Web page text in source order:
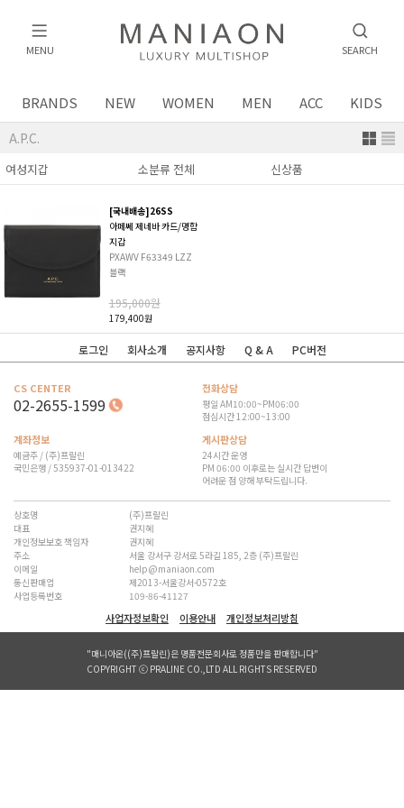
MENU SEARCH
BRANDS NEW WOMEN MEN ACC KIDS
A.P.C.
[국내배송]26SS
아페쎄 제네바 카드/명함
지갑
PXAWV F63349 LZZ
블랙
195,000원
179,400원
로그인 회사소개 공지사항 Q & A PC버전
CS CENTER
02-2655-1599
전화상담
평일 AM10:00~PM06:00
점심시간 12:00~13:00
계좌정보
예금주 / (주)프랄린
국민은행 / 535937-01-013422
게시판상담
24시간 운영
PM 06:00 이후로는 실시간 답변이
어려운 점 양해 부탁드립니다.
상호명
(주)프랄린
대표
권지혜
개인정보보호 책임자
권지혜
주소
서울 강서구 강서로 5라길 185, 2층 (주)프랄린
이메일
help@maniaon.com
통신판매업
제2013-서울강서-0572호
사업등록번호
109-86-41127
사업자정보확인 이용안내 개인정보처리방침
"매니아온((주)프랄린)은 명품전문회사로 정품만을 판매합니다"
COPYRIGHT ⓒ PRALINE CO.,LTD ALL RIGHTS RESERVED